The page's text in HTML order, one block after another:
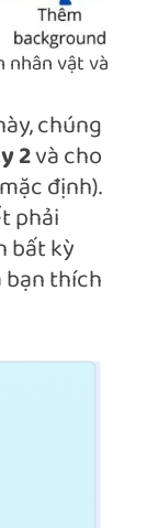
vật và
chúng
2và cho
định).
phải
bất kỳ
bạn thích